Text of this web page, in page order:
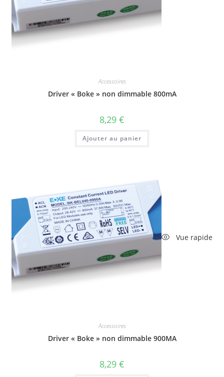
Accessoires
Driver « Boke » non dimmable 800mA
8,29 €
Ajouter au panier
Vue rapide
Accessoires
Driver « Boke » non dimmable 900MA
8,29 €